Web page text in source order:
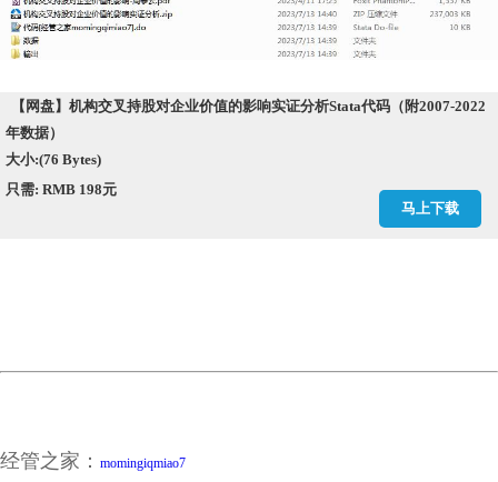
【网盘】机构交叉持股对企业价值的影响实证分析Stata代码（附2007-2022
年数据）
大小:(76 Bytes)
只需: RMB 198元
马上下载
经管之家： momingiqmiao7